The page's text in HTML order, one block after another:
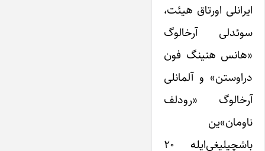
ایرانلی اورتاق هیئت،
سوئدلی آرخالوگ
«هانس هنینگ فون
دراوستن» و آلمانلی
آرخالوگ «رودلف
ناومان»ین
باشچیلیغی‌ایله ۲۰